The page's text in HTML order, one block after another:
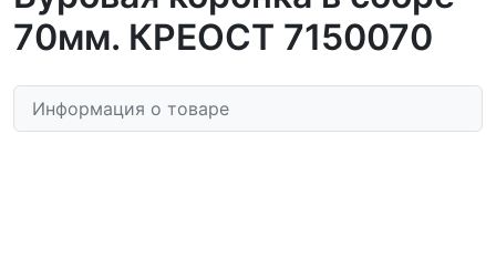
70мм. КРЕОСТ 7150070
Информация о товаре